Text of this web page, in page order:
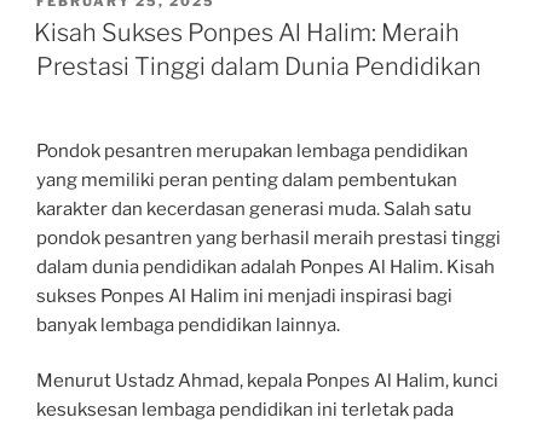
ON
Kisah Sukses Ponpes Al Halim: Meraih
Prestasi Tinggi dalam Dunia Pendidikan
Pondok pesantren merupakan lembaga pendidikan
yang memiliki peran penting dalam pembentukan
karakter dan kecerdasan generasi muda. Salah satu
pondok pesantren yang berhasil meraih prestasi tinggi
dalam dunia pendidikan adalah Ponpes Al Halim. Kisah
sukses Ponpes Al Halim ini menjadi inspirasi bagi
banyak lembaga pendidikan lainnya.
Menurut Ustadz Ahmad, kepala Ponpes Al Halim, kunci
kesuksesan lembaga pendidikan ini terletak pada